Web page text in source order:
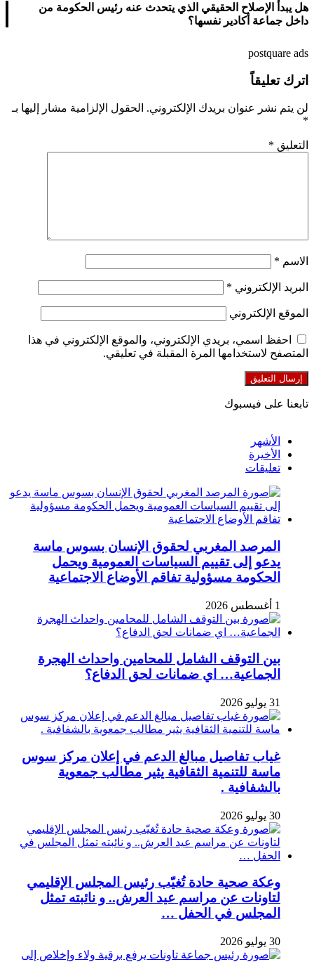
هل يبدأ الإصلاح الحقيقي الذي يتحدث عنه رئيس الحكومة من
داخل جماعة أكادير نفسها؟
postquare ads
اترك تعليقاً
لن يتم نشر عنوان بريدك الإلكتروني. الحقول الإلزامية مشار إليها بـ
*
التعليق *
الاسم *
البريد الإلكتروني *
الموقع الإلكتروني
احفظ اسمي، بريدي الإلكتروني، والموقع الإلكتروني في هذا
المتصفح لاستخدامها المرة المقبلة في تعليقي.
تابعنا على فيسبوك
الأشهر
الأخيرة
تعليقات
المرصد المغربي لحقوق الإنسان بسوس ماسة
يدعو إلى تقييم السياسات العمومية ويحمل
الحكومة مسؤولية تفاقم الأوضاع الاجتماعية
1 أغسطس 2026
بين التوقف الشامل للمحامين واحداث الهجرة
الجماعية… اي ضمانات لحق الدفاع؟
31 يوليو 2026
غياب تفاصيل مبالغ الدعم في إعلان مركز سوس
ماسة للتنمية الثقافية يثير مطالب جمعوية
بالشفافية .
30 يوليو 2026
وعكة صحية حادة تُغيّب رئيس المجلس الإقليمي
لتاونات عن مراسم عيد العرش.. و نائبته تمثل
المجلس في الحفل …
30 يوليو 2026